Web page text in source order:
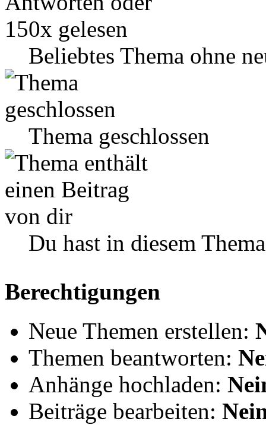
Beliebtes Thema ohne
Thema geschlossen
Du hast in diesem
Berechtigungen
Neue Themen erstellen:
Themen beantworten:
Anhänge hochladen:
Beiträge bearbeiten: